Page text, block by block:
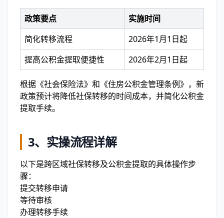
政策要点
实施时间
简化转移流程
2026年1月1日起
提高公积金提取便捷性
2026年2月1日起
根据《社会保险法》和《住房公积金管理条例》，新
政策预计将降低社保转移的时间成本，并简化公积金
提取手续。
3、 实操流程详解
以下是跨区域社保转移及公积金提取的具体操作步
骤：
提交转移申请
等待审核
办理转移手续